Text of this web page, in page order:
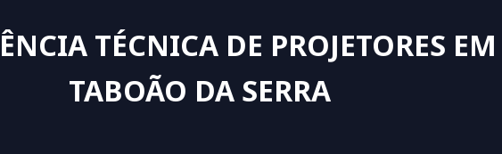
TÉCNICA DE PROJETORES EM
TABOÃO DA SERRA